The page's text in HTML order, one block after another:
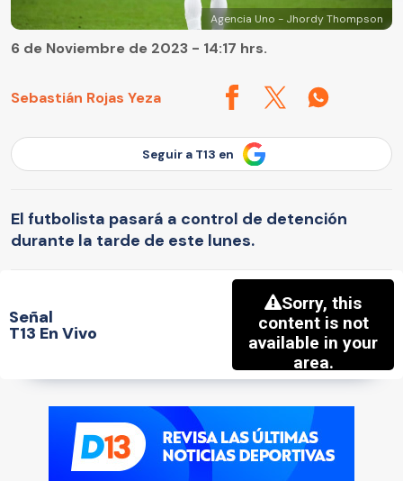
Agencia Uno - Jhordy Thompson
Sebastián Rojas Yeza
6 de Noviembre de 2023 - 14:17 hrs.
Seguir a T13 en
El futbolista pasará a control de detención
durante la tarde de este lunes.
Señal
T13 En Vivo